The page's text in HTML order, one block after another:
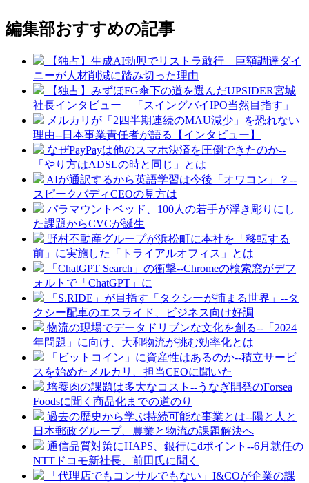
編集部おすすめの記事
【独占】生成AI勃興でリストラ敢行 巨額調達ダイ
ニーが人材削減に踏み切った理由
【独占】みずほFG傘下の道を選んだUPSIDER宮城
社長インタビュー 「スイングバイIPO当然目指す」
メルカリが「2四半期連続のMAU減少」を恐れない
理由--日本事業責任者が語る【インタビュー】
なぜPayPayは他のスマホ決済を圧倒できたのか--
「やり方はADSLの時と同じ」とは
AIが通訳するから英語学習は今後「オワコン」？--
スピークバディCEOの見方は
パラマウントベッド、100人の若手が浮き彫りにし
た課題からCVCが誕生
野村不動産グループが浜松町に本社を「移転する
前」に実施した「トライアルオフィス」とは
「ChatGPT Search」の衝撃--Chromeの検索窓がデフ
ォルトで「ChatGPT」に
「S.RIDE」が目指す「タクシーが捕まる世界」--タ
クシー配車のエスライド、ビジネス向け好調
物流の現場でデータドリブンな文化を創る--「2024
年問題」に向け、大和物流が挑む効率化とは
「ビットコイン」に資産性はあるのか--積立サービ
スを始めたメルカリ、担当CEOに聞いた
培養肉の課題は多大なコスト--うなぎ開発のForsea
Foodsに聞く商品化までの道のり
過去の歴史から学ぶ持続可能な事業とは--陽と人と
日本郵政グループ、農業と物流の課題解決へ
通信品質対策にHAPS、銀行にdポイント--6月就任の
NTTドコモ新社長、前田氏に聞く
「代理店でもコンサルでもない」I&COが企業の課